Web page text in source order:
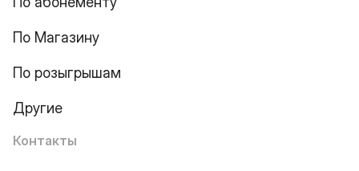
По Магазину
По розыгрышам
Другие
Контакты